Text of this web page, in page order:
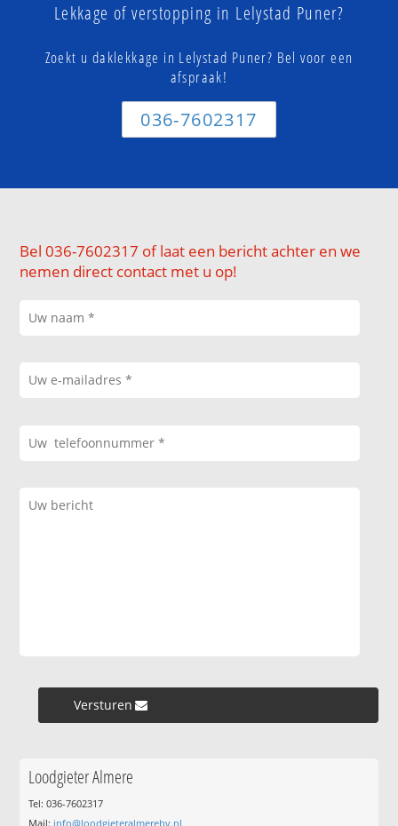
Lekkage of verstopping in Lelystad Puner?
Zoekt u daklekkage in Lelystad Puner? Bel voor een
afspraak!
036-7602317
Bel 036-7602317 of laat een bericht achter en we
nemen direct contact met u op!
Versturen »
Loodgieter Almere
Tel: 036-7602317
Mail: info@loodgieteralmerebv.nl